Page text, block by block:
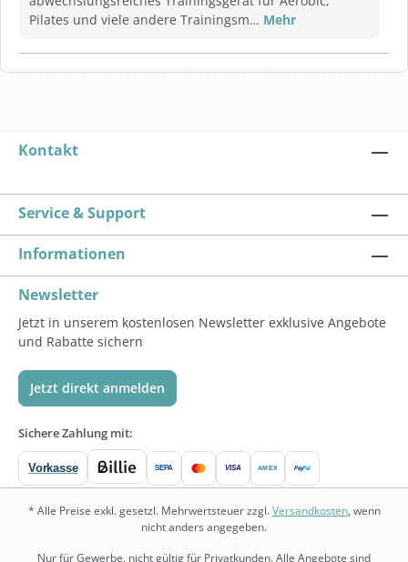
Pilates und viele andere Trainingsm… Mehr
Kontakt
Service & Support
Informationen
Newsletter
Jetzt in unserem kostenlosen Newsletter exklusive Angebote
und Rabatte sichern
Jetzt direkt anmelden
Sichere Zahlung mit:
Vorkasse SEPA VISA AMEX PayPal
* Alle Preise exkl. gesetzl. Mehrwertsteuer zzgl.Versandkosten, wenn
nicht anders angegeben.
Nur für Gewerbe, nicht gültig für Privatkunden. Alle Angebote sind